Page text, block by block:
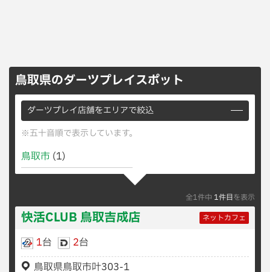
鳥取県のダーツプレイスポット
ダーツプレイ店舗をエリアで絞込
※五十音順で表示しています。
鳥取市 (1)
全1件中 1件目を表示
快活CLUB 鳥取吉成店 ネットカフェ
1台 2台
鳥取県鳥取市叶303-1